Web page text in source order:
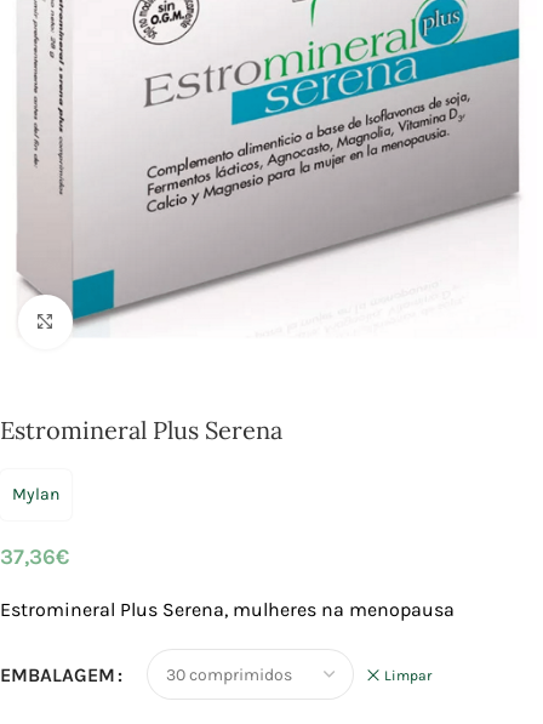
Click to enlarge
Estromineral Plus Serena
Mylan
37,36€
Estromineral Plus Serena, mulheres na menopausa
EMBALAGEM Limpar